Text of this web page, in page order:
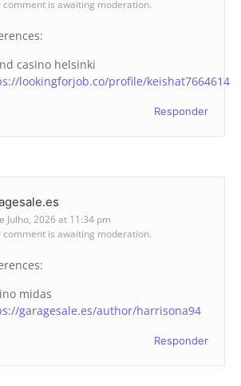
comment is awaiting moderation.
casino helsinki
lookingforjob.co/profile/keishat7664614
Responder
Julho, 2026 at 11:34 pm
comment is awaiting moderation.
midas
garagesale.es/author/harrisona94
Responder